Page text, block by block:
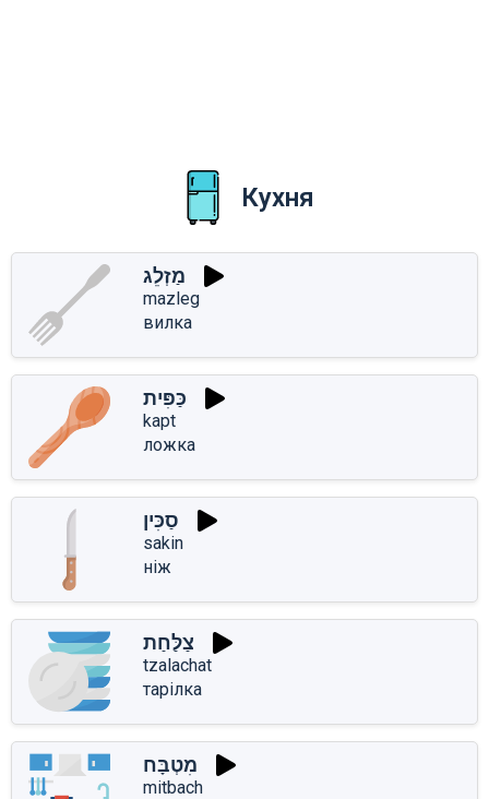
Кухня
מַזְלֵג
mazleg
вилка
כַּפִּית
kapt
ложка
סַכִּין
sakin
ніж
צַלַּחַת
tzalachat
тарілка
מִטְבָּח
mitbach